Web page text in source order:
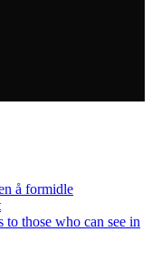
å formidle
those who can see in